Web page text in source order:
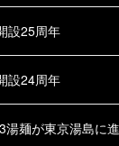
設25周年
設24周年
湯麺が東京湯島に